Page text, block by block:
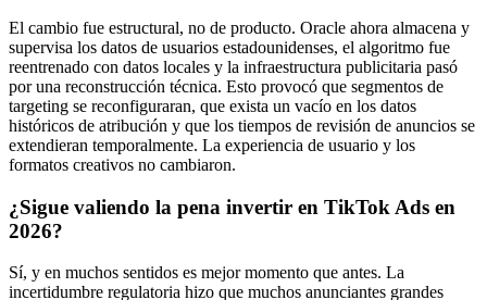
El cambio fue estructural, no de producto. Oracle ahora almacena y
supervisa los datos de usuarios estadounidenses, el algoritmo fue
reentrenado con datos locales y la infraestructura publicitaria pasó
por una reconstrucción técnica. Esto provocó que segmentos de
targeting se reconfiguraran, que exista un vacío en los datos
históricos de atribución y que los tiempos de revisión de anuncios se
extendieran temporalmente. La experiencia de usuario y los
formatos creativos no cambiaron.
¿Sigue valiendo la pena invertir en TikTok Ads en
2026?
Sí, y en muchos sentidos es mejor momento que antes. La
incertidumbre regulatoria hizo que muchos anunciantes grandes